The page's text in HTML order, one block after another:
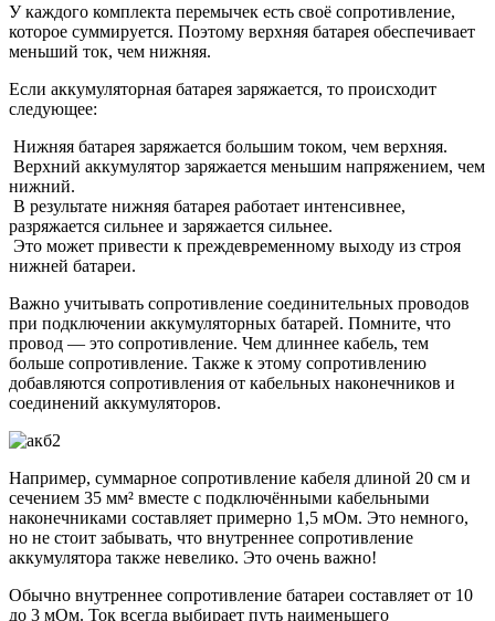
У каждого комплекта перемычек есть своё сопротивление,
которое суммируется. Поэтому верхняя батарея обеспечивает
меньший ток, чем нижняя.
Если аккумуляторная батарея заряжается, то происходит
следующее:
Нижняя батарея заряжается большим током, чем верхняя.
Верхний аккумулятор заряжается меньшим напряжением, чем
нижний.
В результате нижняя батарея работает интенсивнее,
разряжается сильнее и заряжается сильнее.
Это может привести к преждевременному выходу из строя
нижней батареи.
Важно учитывать сопротивление соединительных проводов
при подключении аккумуляторных батарей. Помните, что
провод — это сопротивление. Чем длиннее кабель, тем
больше сопротивление. Также к этому сопротивлению
добавляются сопротивления от кабельных наконечников и
соединений аккумуляторов.
Например, суммарное сопротивление кабеля длиной 20 см и
сечением 35 мм² вместе с подключёнными кабельными
наконечниками составляет примерно 1,5 мОм. Это немного,
но не стоит забывать, что внутреннее сопротивление
аккумулятора также невелико. Это очень важно!
Обычно внутреннее сопротивление батареи составляет от 10
до 3 мОм. Ток всегда выбирает путь наименьшего